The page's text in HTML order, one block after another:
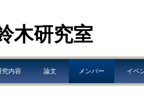
木研究室
究内容 論文 メンバー イベ